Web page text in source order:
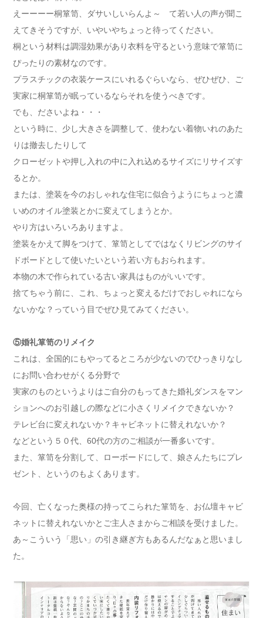
えーーーー桐箪笥、ダサいしいらんよ～ て若い人の声が聞こ
えてきそうですが、いやいやちょっと待ってください。
桐という材料は調湿効果があり衣料を守るという意味で箪笥に
ぴったりの素材なのです。
プラスチックの衣装ケースにいれるぐらいなら、ぜひぜひ、ご
実家に桐箪笥が眠っているならそれを使うべきです。
でも、ださいよね・・・
という時に、少し大きさを調整して、使わない着物いれのあた
りは撤去したりして
クローゼットや押し入れの中に入れ込めるサイズにリサイズす
るとか。
または、塗装を今のおしゃれな住宅に似合うようにちょっと濃
いめのオイル塗装とかに変えてしまうとか。
やり方はいろいろありますよ。
塗装をかえて脚をつけて、箪笥としてではなくリビングのサイ
ドボードとして使いたいという若い方もおられます。
本物の木で作られている古い家具はものがいいです。
捨てちゃう前に、これ、ちょっと変えるだけでおしゃれになら
ないかな？っていう目でぜひ見てみてください。
⑤婚礼箪笥のリメイク
これは、全国的にもやってるところが少ないのでひっきりなし
にお問い合わせがくる分野で
実家のものというよりはご自分のもってきた婚礼ダンスをマン
ションへのお引越しの際などに小さくリメイクできないか？
テレビ台に変えれないか？キャビネットに替えれないか？
などという５０代、60代の方のご相談が一番多いです。
また、箪笥を分割して、ローボードにして、娘さんたちにプレ
ゼント、というのもよくあります。
今回、亡くなった奥様の持ってこられた箪笥を、お仏壇キャビ
ネットに替えれないかとご主人さまからご相談を受けました。
あ～こういう「思い」の引き継ぎ方もあるんだなぁと思いまし
た。